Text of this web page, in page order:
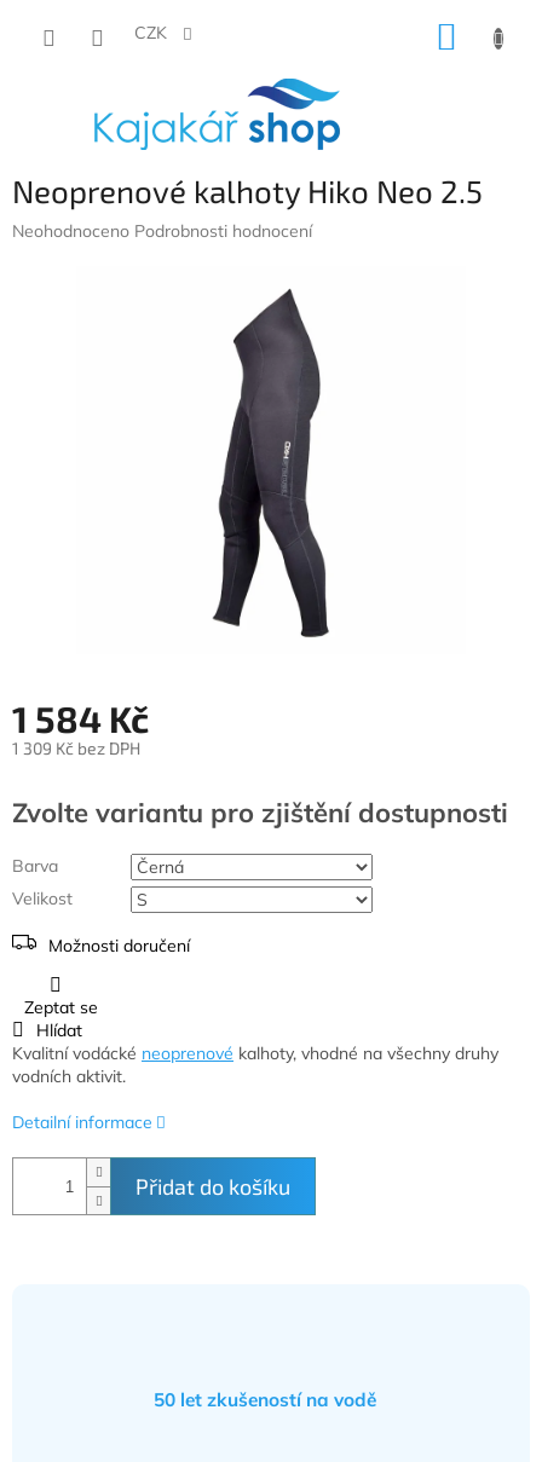
CZK
Neoprenové kalhoty Hiko Neo 2.5
Průměrné
Neohodnoceno Podrobnosti hodnocení
1 584 Kč
1 309 Kč bez DPH
cena:
Zvolte variantu
Barva
Velikost
Možnosti doručení
Přidat do košíku
Kvalitní vodácké neoprenové kalhoty, vhodné na všechny druhy
vodních aktivit.
Detailní informace
Zeptat se
Hlídat
50 let zkušeností na vodě